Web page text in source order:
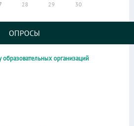
28 29 30
ОПРОСЫ
образовательных организаций